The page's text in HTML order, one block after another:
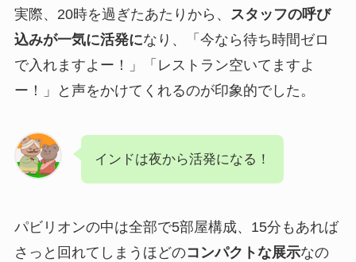
実際、20時を過ぎたあたりから、
スタッフの呼び
込みが一気に活発になり、「今なら待ち時間ゼロ
で入れますよー！」「レストラン空いてますよ
ー！」と声をかけてくれるのが印象的でした。
インドは夜から活発になる！
パビリオンの中は全部で5部屋構成、15分もあれば
さっと回れてしまうほどのコンパクトな展示なの